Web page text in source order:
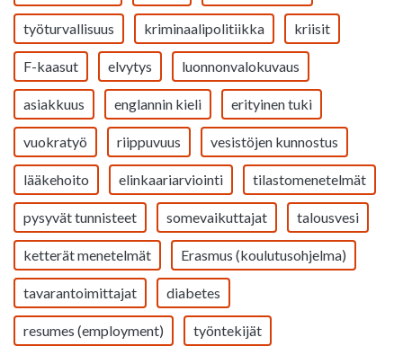
työturvallisuus kriminaalipolitiikka kriisit
F-kaasut elvytys luonnonvalokuvaus
asiakkuus englannin kieli erityinen tuki
vuokratyö riippuvuus vesistöjen kunnostus
lääkehoito elinkaariarviointi tilastomenetelmät
pysyvät tunnisteet somevaikuttajat talousvesi
ketterät menetelmät Erasmus (koulutusohjelma)
tavarantoimittajat diabetes
resumes (employment) työntekijät